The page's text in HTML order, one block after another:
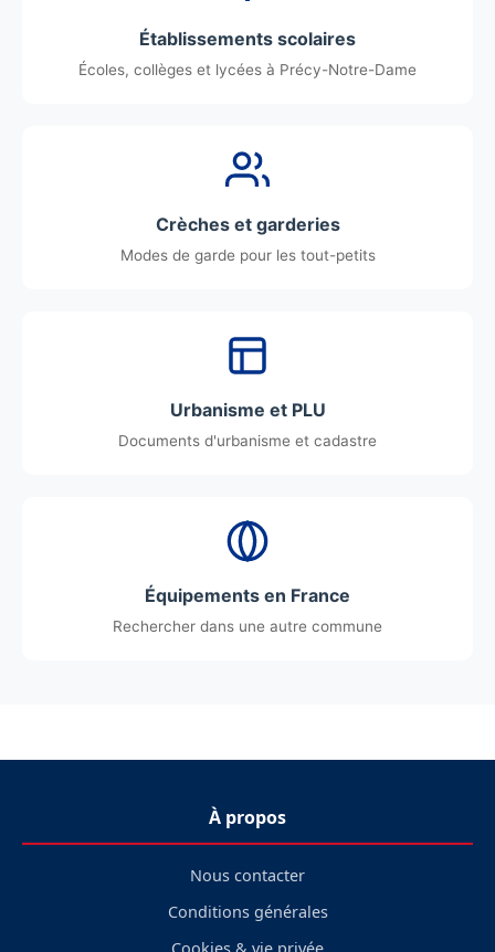
Établissements scolaires
Écoles, collèges et lycées à Précy-Notre-Dame
Crèches et garderies
Modes de garde pour les tout-petits
Urbanisme et PLU
Documents d'urbanisme et cadastre
Équipements en France
Rechercher dans une autre commune
À propos
Nous contacter
Conditions générales